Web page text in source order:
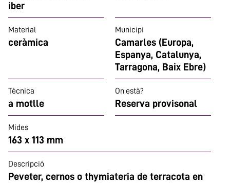
iber
Material
ceràmica
Municipi
Camarles (Europa,
Espanya, Catalunya,
Tarragona, Baix Ebre)
Tècnica
a motlle
On està?
Reserva provisonal
Mides
163 x 113 mm
Descripció
Peveter, cernos o thymiateria de terracota en